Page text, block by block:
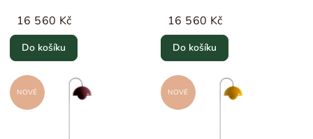
16 560 Kč
Do košíku
16 560 Kč
Do košíku
NOVÉ NOVÉ